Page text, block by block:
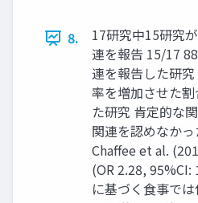
8.
17研究中15研究
連を報告 15/17
連を報告した研
率を増加させた
た研究 肯定的な
関連を認めなか
Chaffee et al.
(OR 2.28,
に基づく食事で